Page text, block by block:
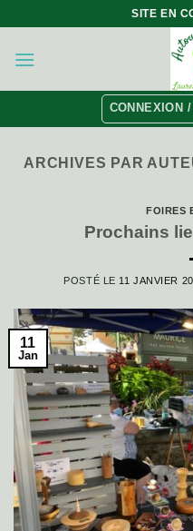
content
SITE EN
CONNEXION
ARCHIVES PAR
FOIRES
Prochains
POSTÉ LE 11 JANVIER
11
Jan